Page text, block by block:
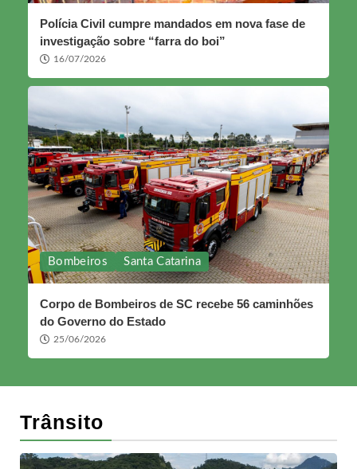
Polícia Civil cumpre mandados em nova fase de
investigação sobre “farra do boi”
16/07/2026
Bombeiros Santa Catarina
Corpo de Bombeiros de SC recebe 56 caminhões
do Governo do Estado
25/06/2026
Trânsito